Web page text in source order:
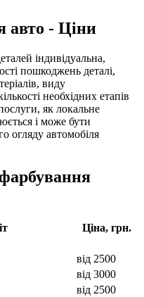
авто - Ціни
індивідуальна,
пошкоджень деталі,
виду
необхідних етапів
як локальне
і може бути
огляду автомобіля
Ціна, грн.
від 2500
від 3000
від 2500